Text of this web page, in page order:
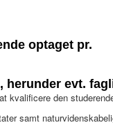
optaget pr.
herunder evt.
kvalificere den
samt